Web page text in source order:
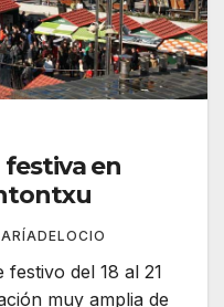
en
festivo del 18 al 21
muy amplia de